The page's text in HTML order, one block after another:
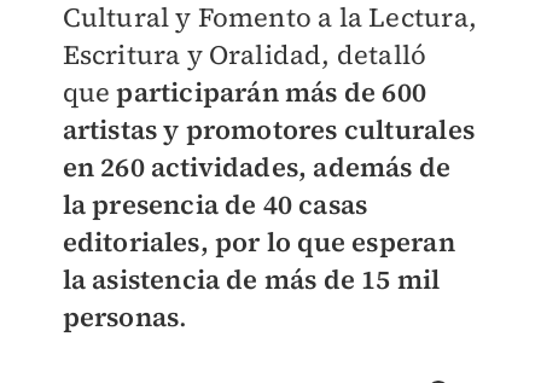
Cultural y Fomento a la Lectura,
Escritura y Oralidad, detalló
queparticiparán más de 600
artistas y promotores culturales
en 260 actividades, además de
la presencia de 40 casas
editoriales, por lo que esperan
la asistencia de más de 15 mil
personas.